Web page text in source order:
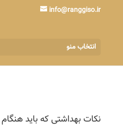
info@ranggiso.ir
انتخاب منو
نکات بهداشتی که باید